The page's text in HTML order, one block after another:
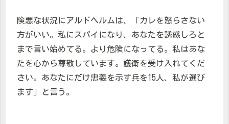
険悪な状況にアルドヘルムは、「カレを怒らさない
方がいい。私にスパイになり、あなたを誘惑しろと
まで言い始めてる。より危険になってる。私はあな
たを心から尊敬しています。護衛を受け入れてくだ
さい。あなたにだけ忠義を示す兵を15人、私が選び
ます」と言う。